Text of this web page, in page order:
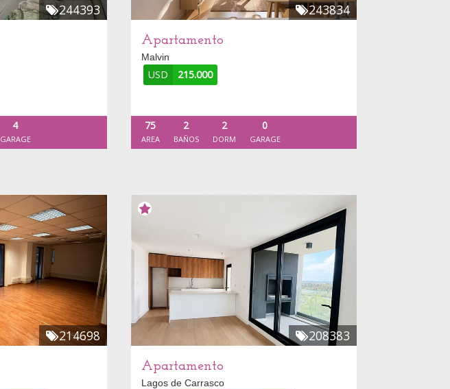
244393
4
GARAGE
243834
Apartamento
Malvin
USD 215.000
75
AREA
2
BAÑOS
2
DORM
0
GARAGE
214698 208383
Apartamento
Lagos de Carrasco